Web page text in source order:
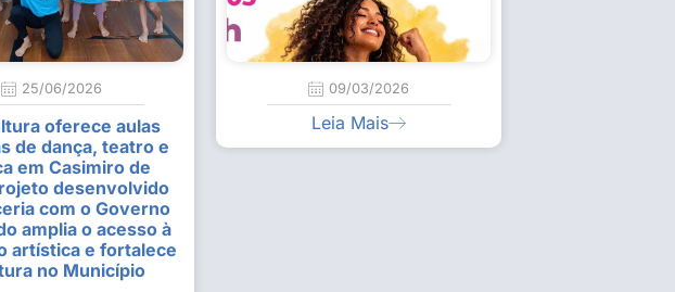
vivenciam experiência artística em visita guiada à exposição “Em
Divino”, em Rio Dourado
de 2026
Mais
25/06/2026
oferece aulas
de dança, teatro e
em Casimiro de
desenvolvido
com o Governo
amplia o acesso à
artística e fortalece
no Município
09/03/2026
Leia Mais